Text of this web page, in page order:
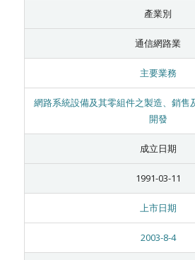
產業別
通信網路業
主要業務
網路系統設備及其零組件之製造、銷售
開發
成立日期
1991-03-11
上市日期
2003-8-4